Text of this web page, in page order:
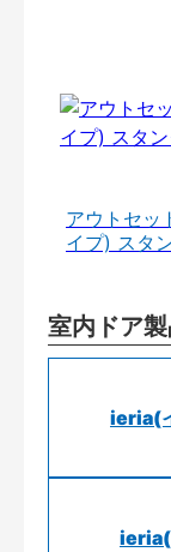
アウトセッ
イプ) スタ
室内ドア
ieria(
ieria(